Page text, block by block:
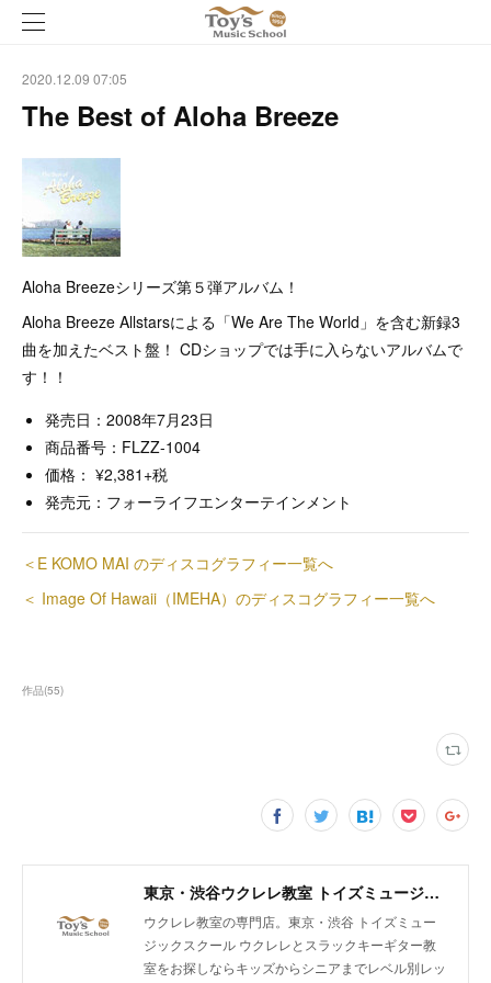
2020.12.09 07:05
The Best of Aloha Breeze
Aloha Breezeシリーズ第５弾アルバム！
Aloha Breeze Allstarsによる「We Are The World」を含む新録3
曲を加えたベスト盤！ CDショップでは手に入らないアルバムで
す！！
発売日：2008年7月23日
商品番号：FLZZ-1004
価格： ¥2,381+税
発売元：フォーライフエンターテインメント
＜E KOMO MAI のディスコグラフィー一覧へ
＜ Image Of Hawaii（IMEHA）のディスコグラフィー一覧へ
作品(55)
東京・渋谷ウクレレ教室 トイズミュージックスクール｜体験レッスン実施中！
ウクレレ教室の専門店。東京・渋谷 トイズミュー
ジックスクール ウクレレとスラックキーギター教
室をお探しならキッズからシニアまでレベル別レッ